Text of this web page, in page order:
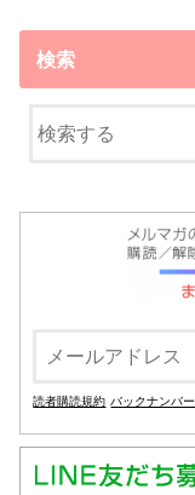
検索
読者購読規約 バックナンバー